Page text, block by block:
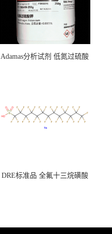
Adamas分析试剂 低氮过硫酸
DRE标准品 全氟十三烷磺酸